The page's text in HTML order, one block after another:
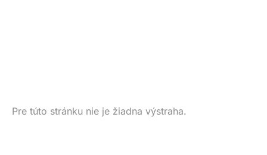
Pre túto stránku nie je žiadna výstraha.